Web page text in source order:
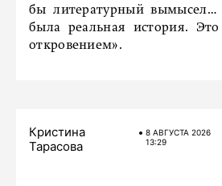
бы литературный
была реальная история.
откровением».
Кристина
Тарасова
8 АВГУСТА 2026
13:29